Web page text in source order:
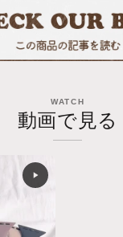
Strap
WATCH
動画で見る